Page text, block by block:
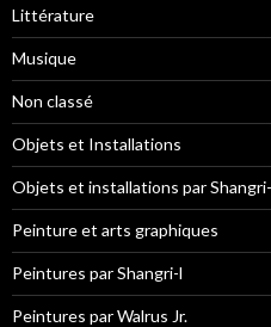
Littérature
Musique
Non classé
Objets et Installations
Objets et installations par
Peinture et arts graphiques
Peintures par Shangri-l
Peintures par Walrus Jr.